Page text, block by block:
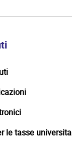
le tasse